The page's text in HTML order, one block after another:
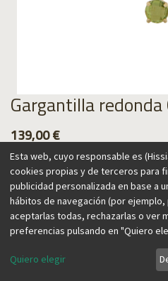
Gargantilla redonda
139,00€
Agregar
Colección realizada con olivina,
Esta web, cuyo responsable es
cookies propias y de terceros para
publicidad personalizada en base a
hábitos de navegación (por ejemplo,
aceptarlas todas, rechazarlas o ver
preferencias pulsando en "Quiero
Quiero elegir